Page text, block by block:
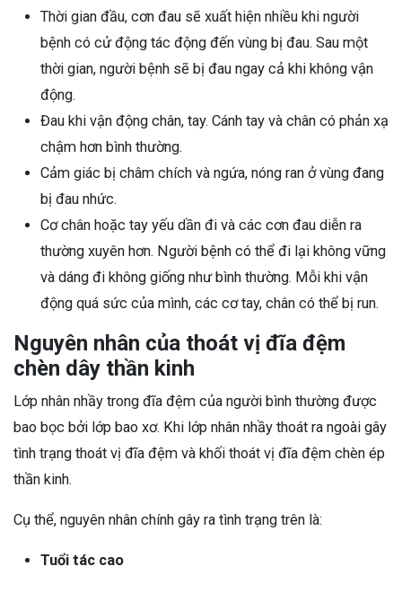
Thời gian đầu, cơn đau sẽ xuất hiện nhiều khi người
bệnh có cử động tác động đến vùng bị đau. Sau một
thời gian, người bệnh sẽ bị đau ngay cả khi không vận
động.
Đau khi vận động chân, tay. Cánh tay và chân có phản xạ
chậm hơn bình thường.
Cảm giác bị châm chích và ngứa, nóng ran ở vùng đang
bị đau nhức.
Cơ chân hoặc tay yếu dần đi và các cơn đau diễn ra
thường xuyên hơn. Người bệnh có thể đi lại không vững
và dáng đi không giống như bình thường. Mỗi khi vận
động quá sức của mình, các cơ tay, chân có thể bị run.
Nguyên nhân của thoát vị đĩa đệm
chèn dây thần kinh
Lớp nhân nhầy trong đĩa đệm của người bình thường được
bao bọc bởi lớp bao xơ. Khi lớp nhân nhầy thoát ra ngoài gây
tình trạng thoát vị đĩa đệm và khối thoát vị đĩa đệm chèn ép
thần kinh.
Cụ thể, nguyên nhân chính gây ra tình trạng trên là:
Tuổi tác cao